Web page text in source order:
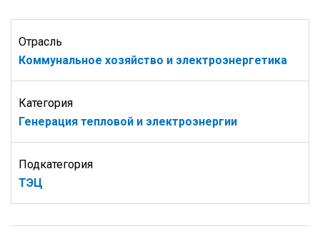
Отрасль
Коммунальное хозяйство и электроэнергетика
Категория
Генерация тепловой и электроэнергии
Подкатегория
ТЭЦ